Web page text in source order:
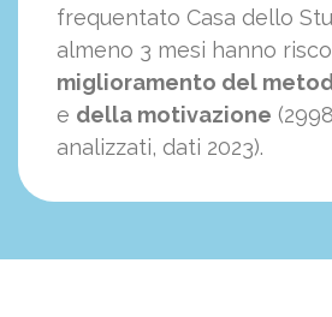
frequentato Casa dello
almeno 3 mesi hanno
miglioramento del
e della motivazione
analizzati, dati 2023).